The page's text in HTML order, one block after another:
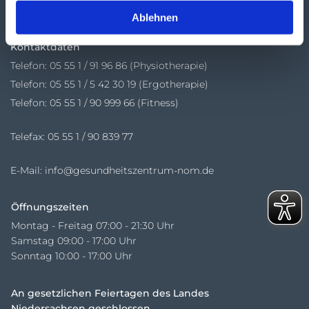
Ablehnen
Kontaktdaten
Telefon: 05 55 1 / 91 96 86 (Physiotherapie)
Telefon: 05 55 1 / 5 42 30 19 (Ergotherapie)
Telefon: 05 55 1 / 90 999 66 (Fitness)
Telefax: 05 55 1 / 90 839 77
E-Mail: info@gesundheitszentrum-nom.de
Öffnungszeiten
Montag - Freitag 07:00 - 21:30 Uhr
Samstag 09:00 - 17:00 Uhr
Sonntag 10:00 - 17:00 Uhr
An gesetzlichen Feiertagen des Landes